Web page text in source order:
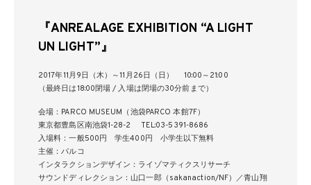
『ANREALAGE EXHIBITION “A LIGHT
UN LIGHT”』
2017年11月9日（木）～11月26日（日） 10:00～21:00
（最終日は18:00閉場 / 入場は閉場の30分前まで）
会場：PARCO MUSEUM（池袋PARCO 本館7F）
東京都豊島区南池袋1-28-2 TEL:03-5391-8686
入場料：一般500円 学生400円 小学生以下無料
主催：パルコ
インタラクションデザイン：ライゾマティクスリサーチ
サウンドディレクション：山口一郎（sakanaction/NF）／青山翔